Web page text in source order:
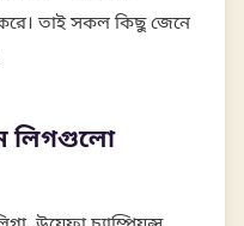
করে। তাই সকল কিছু জেনে
লিগগুলো